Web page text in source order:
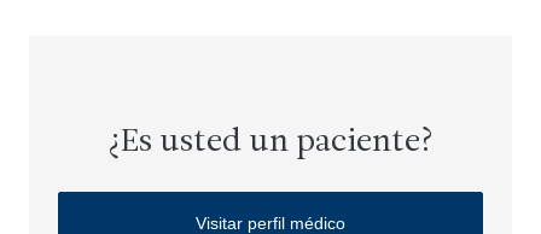
¿Es usted un paciente?
Visitar perfil médico